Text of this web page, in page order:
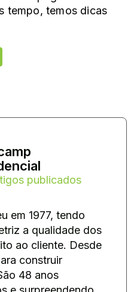
tempo, temos dicas
publicados
em 1977, tendo
a qualidade dos
ao cliente. Desde
construir
48 anos